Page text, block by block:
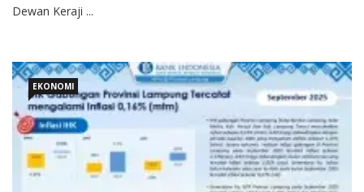
Dewan Keraji ...
EKONOMI